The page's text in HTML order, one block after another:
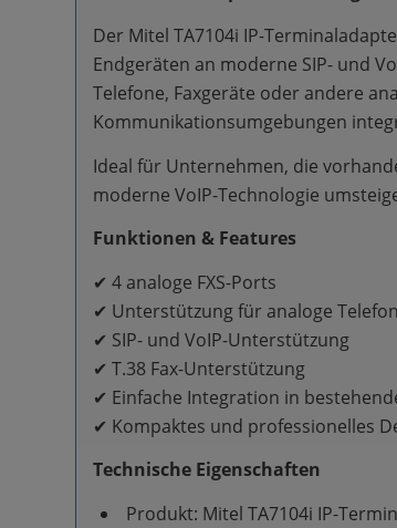
Der Mitel TA7104i IP-
Endgeräten an moderne SIP- und
Telefone, Faxgeräte oder andere
Kommunikationsumgebungen
Ideal für Unternehmen, die
moderne VoIP-Technologie
Funktionen & Features
✔ 4 analoge FXS-Ports
✔ Unterstützung für analoge
✔ SIP- und VoIP-Unterstützung
✔ T.38 Fax-Unterstützung
✔ Einfache Integration in
✔ Kompaktes und professionelles
Technische Eigenschaften
Produkt: Mitel TA7104i IP-